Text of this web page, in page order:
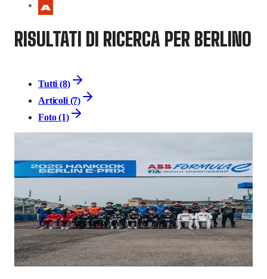
RISULTATI DI RICERCA PER BERLINO
Tutti (8)
Articoli (7)
Foto (1)